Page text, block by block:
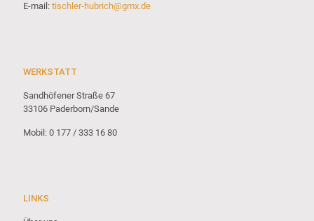
E-mail: tischler-hubrich@gmx.de
WERKSTATT
Sandhöfener Straße 67
33106 Paderborn/Sande
Mobil: 0 177 / 333 16 80
LINKS